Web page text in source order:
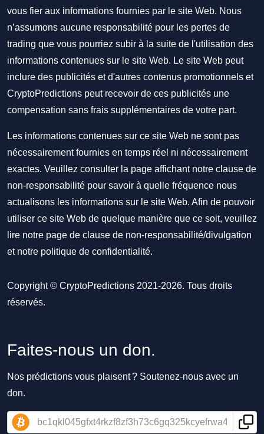
vous fier aux informations fournies par le site Web. Nous
n’assumons aucune responsabilité pour les pertes de
trading que vous pourriez subir à la suite de l'utilisation des
informations contenues sur le site Web. Le site Web peut
inclure des publicités et d'autres contenus promotionnels et
CryptoPredictions peut recevoir de ces publicités une
compensation sans frais supplémentaires de votre part.
Les informations contenues sur ce site Web ne sont pas
nécessairement fournies en temps réel ni nécessairement
exactes. Veuillez consulter la page affichant notre clause de
non-responsabilité pour savoir à quelle fréquence nous
actualisons les informations sur le site Web. Afin de pouvoir
utiliser ce site Web de quelque manière que ce soit, veuillez
lire notre page de clause de non-responsabilité/divulgation
et notre politique de confidentialité.
Copyright © CryptoPredictions 2021-2026. Tous droits
réservés.
Faites-nous un don.
Nos prédictions vous plaisent ? Soutenez-nous avec un
don.